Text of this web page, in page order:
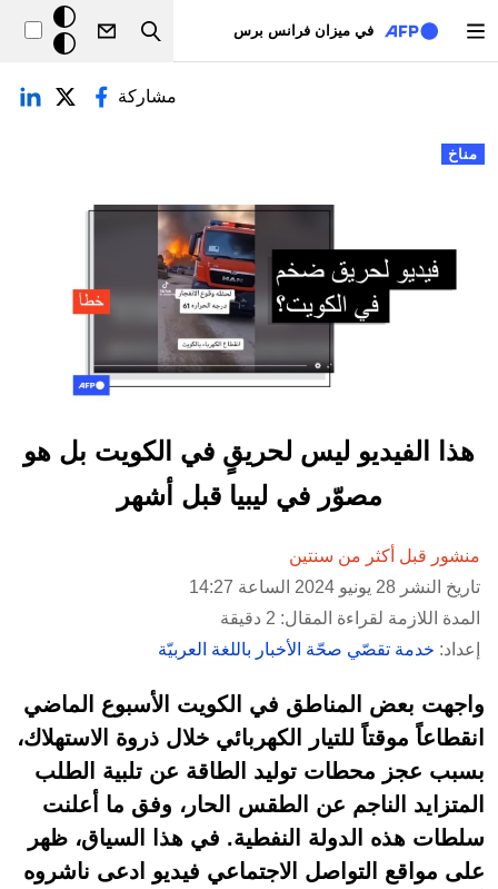
في ميزان فرانس برس
Search
خلفيّة
داكنة
التبويبات الأساسية
مناخ
مشاركة
هذا الفيديو ليس لحريقٍ في الكويت بل هو
مصوّر في ليبيا قبل أشهر
منشور قبل أكثر من سنتين
تاريخ النشر 28 يونيو 2024 الساعة 14:27
المدة اللازمة لقراءة المقال: 2 دقيقة
إعداد: خدمة تقصّي صحّة الأخبار باللغة العربيّة
واجهت بعض المناطق في الكويت الأسبوع الماضي
انقطاعاً موقتاً للتيار الكهربائي خلال ذروة الاستهلاك،
بسبب عجز محطات توليد الطاقة عن تلبية الطلب
المتزايد الناجم عن الطقس الحار، وفق ما أعلنت
سلطات هذه الدولة النفطية. في هذا السياق، ظهر
على مواقع التواصل الاجتماعي فيديو ادعى ناشروه